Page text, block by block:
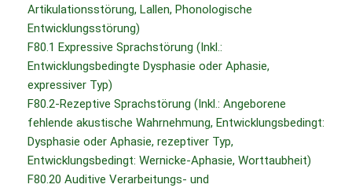
Artikulationsstörung, Lallen, Phonologische
Entwicklungsstörung)
F80.1 Expressive Sprachstörung (Inkl.:
Entwicklungsbedingte Dysphasie oder Aphasie,
expressiver Typ)
F80.2-Rezeptive Sprachstörung (Inkl.: Angeborene
fehlende akustische Wahrnehmung, Entwicklungsbedingt:
Dysphasie oder Aphasie, rezeptiver Typ,
Entwicklungsbedingt: Wernicke-Aphasie, Worttaubheit)
F80.20 Auditive Verarbeitungs- und